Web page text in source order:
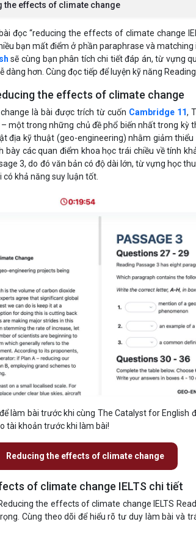
the effects of climate change
đọc “reducing the effects of climate change
bạn mất điểm ở phần paraphrase và
sẽ cùng bạn phân tích chi tiết đáp án, từ vựng
dàng hơn. Cùng đọc tiếp để luyện kỹ năng
the effects of climate change
là bài được trích từ cuốn Cambridge 11,
một trong những chủ đề phổ biến nhất trong kỳ
địa kỹ thuật (geo-engineering) nhằm giảm
bày các quan điểm khoa học trái chiều về tính
3, do đó văn bản có độ dài lớn, từ vựng học
khả năng suy luận tốt.
làm bài trước khi cùng The Catalyst for English
tài khoản trước khi làm bài!
Reducing the effects of climate change
of climate change IELTS chi tiết
the effects of climate change IELTS
Cùng theo dõi để hiểu rõ tư duy làm bài và